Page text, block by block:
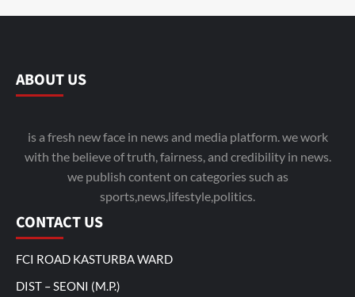
ABOUT US
is a fresh new face in news and media platform. we work
with the believe of truth, fairness, and credibility in news.
we publish content on categories such as
sports,news,lifestyle,politics.
CONTACT US
FCI ROAD KASTURBA WARD
DIST – SEONI (M.P.)